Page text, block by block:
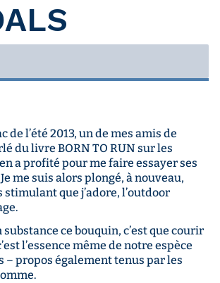
de l’été 2013, un de mes amis de
du livre BORN TO RUN sur les
a profité pour me faire essayer ses
me suis alors plongé, à nouveau,
que j’adore, l’outdoor
substance ce bouquin, c’est que courir
l’essence même de notre espèce
– propos également tenus par les